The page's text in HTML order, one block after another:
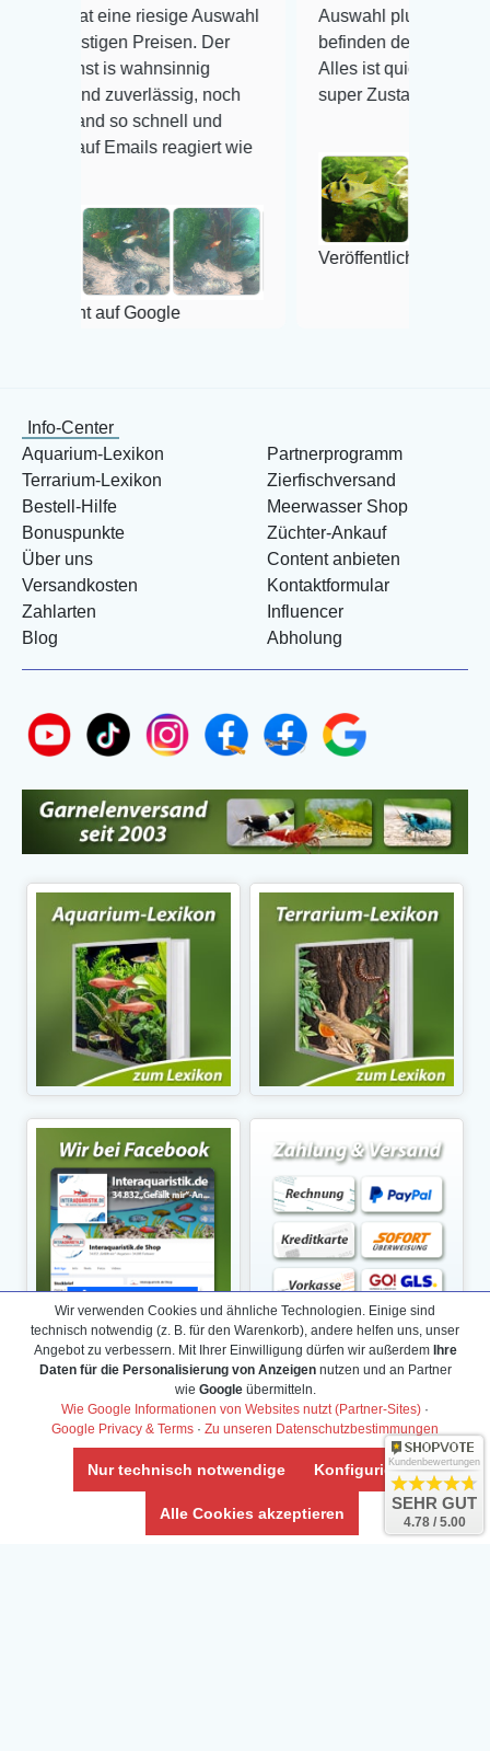
riesige Auswahl
Preisen. Der
wahnsinnig
noch
schnell und
reagiert wie
Auswahl plus gesundheitliches
befinden der Fische einwandfrei.
Alles ist quick lebendig und im
super Zustand. Gerne wieder 😃
Veröffentlicht auf Google
Info-Center
Aquarium-Lexikon
Terrarium-Lexikon
Bestell-Hilfe
Bonuspunkte
Über uns
Versandkosten
Zahlarten
Blog
Partnerprogramm
Zierfischversand
Meerwasser Shop
Züchter-Ankauf
Content anbieten
Kontaktformular
Influencer
Abholung
Wir verwenden Cookies und ähnliche Technologien. Einige sind
technisch notwendig (z. B. für den Warenkorb), andere helfen uns, unser
Angebot zu verbessern. Mit Ihrer Einwilligung dürfen wir außerdem Ihre
Daten für die Personalisierung von Anzeigennutzen und an Partner
wie Googleübermitteln.
Wie Google Informationen von Websites nutzt (Partner-Sites) ·
Google Privacy & Terms · Zu unseren Datenschutzbestimmungen
Nur technisch notwendige Konfigurieren
Alle Cookies akzeptieren
Kundenbewertungen
SEHR GUT
4.78 / 5.00